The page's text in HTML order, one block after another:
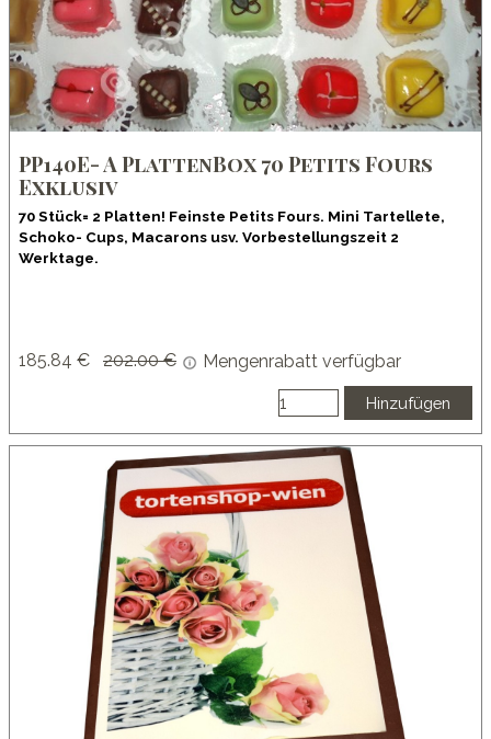
PP140E- A PlattenBox 70 Petits Fours
Exklusiv
70 Stück= 2 Platten! Feinste Petits Fours. Mini Tartellete,
Schoko- Cups, Macarons usv. Vorbestellungszeit 2
Werktage.
185.84 € Preis ohne Rabatt
202.00 € Mengenrabatt verfügbar
Hinzufügen